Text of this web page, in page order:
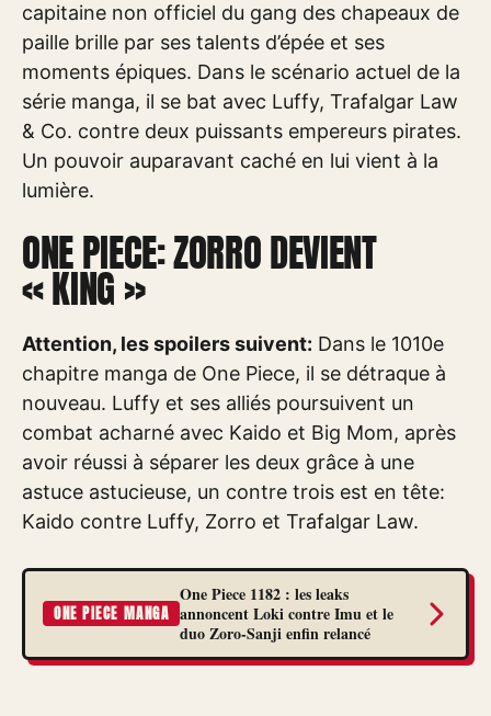
capitaine non officiel du gang des chapeaux de
paille brille par ses talents d’épée et ses
moments épiques. Dans le scénario actuel de la
série manga, il se bat avec Luffy, Trafalgar Law
& Co. contre deux puissants empereurs pirates.
Un pouvoir auparavant caché en lui vient à la
lumière.
ONE PIECE: ZORRO DEVIENT
« KING »
Attention, les spoilers suivent: Dans le 1010e
chapitre manga de One Piece, il se détraque à
nouveau. Luffy et ses alliés poursuivent un
combat acharné avec Kaido et Big Mom, après
avoir réussi à séparer les deux grâce à une
astuce astucieuse, un contre trois est en tête:
Kaido contre Luffy, Zorro et Trafalgar Law.
ONE PIECE MANGA
One Piece 1182 : les leaks
annoncent Loki contre Imu et le
duo Zoro-Sanji enfin relancé